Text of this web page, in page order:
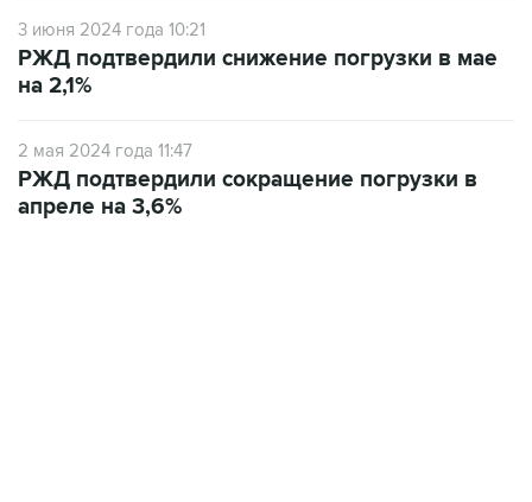
3 июня 2024 года 10:21
РЖД подтвердили снижение погрузки в мае
на 2,1%
2 мая 2024 года 11:47
РЖД подтвердили сокращение погрузки в
апреле на 3,6%